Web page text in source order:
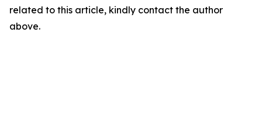
related to this article, kindly contact the author
above.